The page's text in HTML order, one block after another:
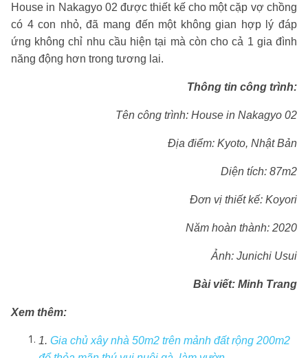
House in Nakagyo 02 được thiết kế cho một cặp vợ chồng
có 4 con nhỏ, đã mang đến một không gian hợp lý đáp
ứng không chỉ nhu cầu hiện tại mà còn cho cả 1 gia đình
năng động hơn trong tương lai.
Thông tin công trình:
Tên công trình: House in Nakagyo 02
Địa điểm: Kyoto, Nhật Bản
Diện tích: 87m2
Đơn vị thiết kế: Koyori
Năm hoàn thành: 2020
Ảnh: Junichi Usui
Bài viết: Minh Trang
Xem thêm:
1. Gia chủ xây nhà 50m2 trên mảnh đất rộng 200m2